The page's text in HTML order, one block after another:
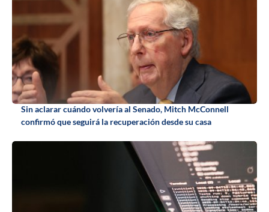
Sin aclarar cuándo volvería al Senado, Mitch McConnell
confirmó que seguirá la recuperación desde su casa